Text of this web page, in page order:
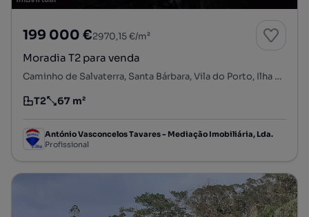
199 000 €2970,15 €/m²
Moradia T2 para venda
Caminho de Salvaterra, Santa Bárbara, Vila do Porto, Ilha de Santa Maria
Tipologia
T2
Preço por metro quadrado
67 m²
António Vasconcelos Tavares - Mediação Imobiliária, Lda.
Profissional